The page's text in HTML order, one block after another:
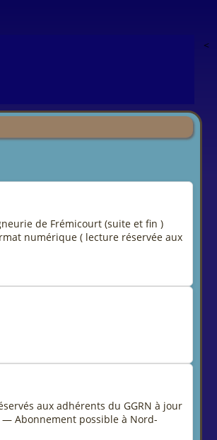
<
de Frémicourt (suite et fin )
numérique ( lecture réservée aux
aux adhérents du GGRN à jour
— Abonnement possible à Nord-